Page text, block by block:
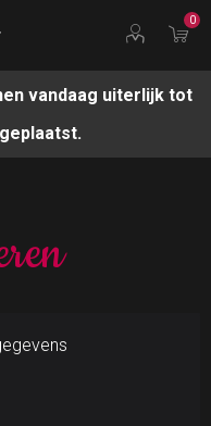
0
vandaag uiterlijk tot